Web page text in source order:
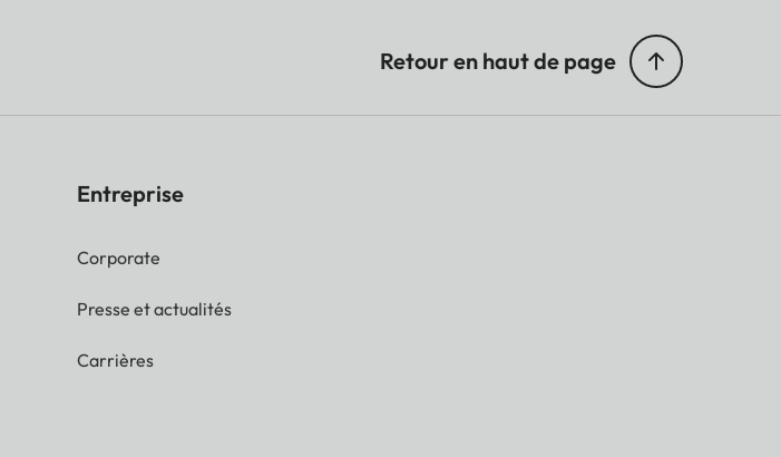
Retour en haut de page
Entreprise
Corporate
Presse et actualités
Carrières